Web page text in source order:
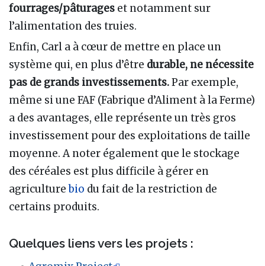
fourrages/pâturages et notamment sur
l’alimentation des truies.
Enfin, Carl a à cœur de mettre en place un
système qui, en plus d’être durable, ne nécessite
pas de grands investissements.Par exemple,
même si une FAF (Fabrique d’Aliment à la Ferme)
a des avantages, elle représente un très gros
investissement pour des exploitations de taille
moyenne. A noter également que le stockage
des céréales est plus difficile à gérer en
agriculturebio du fait de la restriction de
certains produits.
Quelques liens vers les projets :